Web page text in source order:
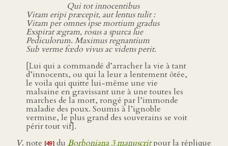
Qui tot innocentibus
Vitam eripi præcepit, aut lentus tulit :
Vitam per omnes ipse mortium gradus
Exspirat ægram, rosus a spurca lue
Pediculorum. Maximus regnantium
Sub verme fœdo vivus ac videns perit.
[Lui qui a commandé d’arracher la vie à tant
d’innocents, ou qui la leur a lentement ôtée,
le voila qui quitte lui-même une vie
malsaine en gravissant une à une toutes les
marches de la mort, rongé par l’immonde
maladie des poux. Soumis à l’ignoble
vermine, le plus grand des souverains se voit
périr tout vif].
V. note [49] du Borboniana 3 manuscritpour la réplique